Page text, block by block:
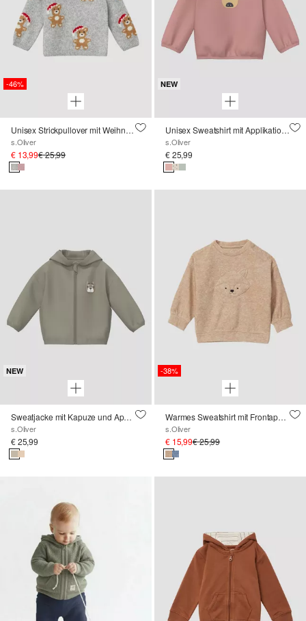
-46%
Unisex Strickpullover mit Weihnachtsmotiven
s.Oliver
€ 13,99€ 25,99
NEW
Unisex Sweatshirt mit Applikation im Loose Fit
s.Oliver
€ 25,99
NEW
Sweatjacke mit Kapuze und Applikation
s.Oliver
€ 25,99
-38%
Warmes Sweatshirt mit Frontapplikation und Struktur
s.Oliver
€ 15,99€ 25,99